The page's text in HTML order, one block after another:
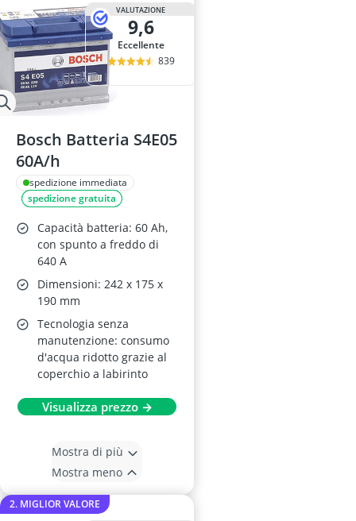
VALUTAZIONE
9,6
Eccellente
839
Bosch Batteria S4E05
60A/h
spedizione immediata
spedizione gratuita
Capacità batteria: 60 Ah,
con spunto a freddo di
640 A
Dimensioni: 242 x 175 x
190 mm
Tecnologia senza
manutenzione: consumo
d'acqua ridotto grazie al
coperchio a labirinto
Visualizza prezzo →
Mostra di più
Mostra meno
2. MIGLIOR VALORE